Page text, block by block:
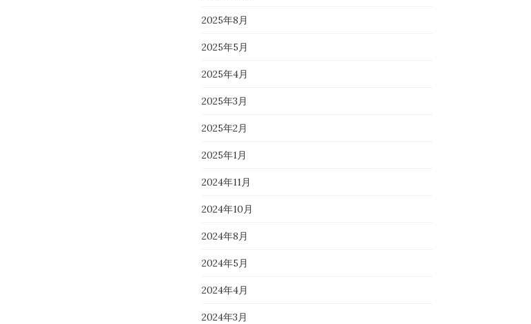
2025年8月
2025年5月
2025年4月
2025年3月
2025年2月
2025年1月
2024年11月
2024年10月
2024年8月
2024年5月
2024年4月
2024年3月